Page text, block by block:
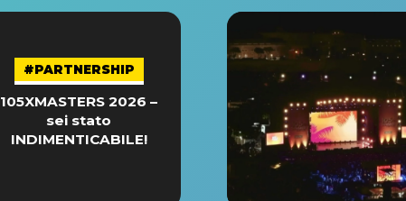
#PARTNERSHIP
105XMASTERS 2026 –
sei stato
INDIMENTICABILE!